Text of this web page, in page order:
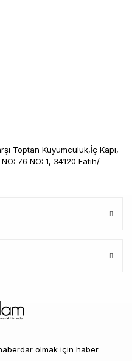
Toptan Kuyumculuk,İç Kapı,
76 NO: 1, 34120 Fatih/
olmak için haber